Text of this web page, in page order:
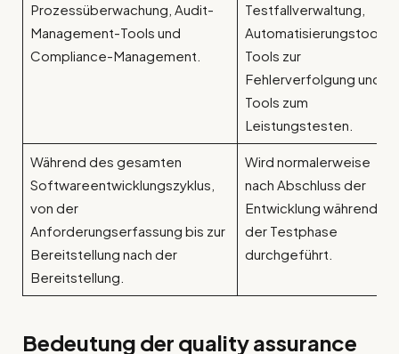
Prozessüberwachung, Audit-
Management-Tools und
Compliance-Management.
Testfallverwaltung,
Automatisierungstools,
Tools zur
Fehlerverfolgung und
Tools zum
Leistungstesten.
Während des gesamten
Softwareentwicklungszyklus,
von der
Anforderungserfassung bis zur
Bereitstellung nach der
Bereitstellung.
Wird normalerweise
nach Abschluss der
Entwicklung während
der Testphase
durchgeführt.
Bedeutung der quality assurance